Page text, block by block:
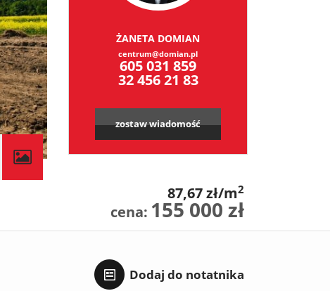
ŻANETA DOMIAN
centrum@domian.pl
605 031 859
32 456 21 83
zostaw wiadomość
87,67 zł/m2
cena: 155 000 zł
Dodaj do notatnika